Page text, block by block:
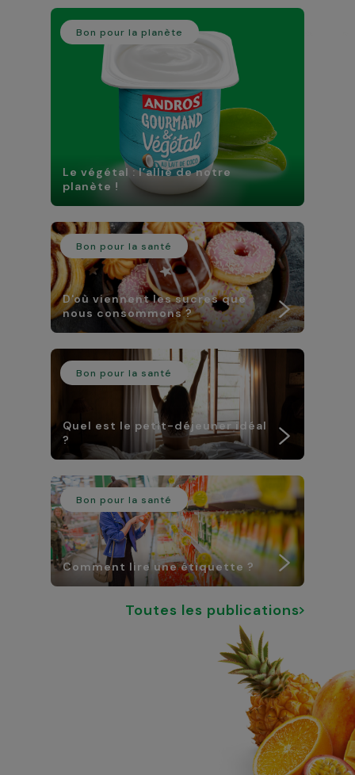
Bon pour la planète
Le végétal : l’allié de notre
planète !
Bon pour la santé
D'où viennent les sucres que
nous consommons ?
Bon pour la santé
Quel est le petit-déjeuner idéal
?
Bon pour la santé
Comment lire une étiquette ?
Toutes les publications